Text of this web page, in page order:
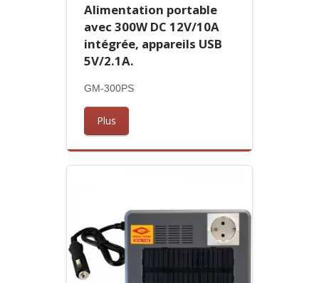
Alimentation portable
avec 300W DC 12V/10A
intégrée, appareils USB
5V/2.1A.
GM-300PS
Plus